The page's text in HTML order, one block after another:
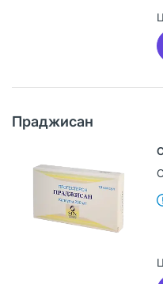
Праджисан